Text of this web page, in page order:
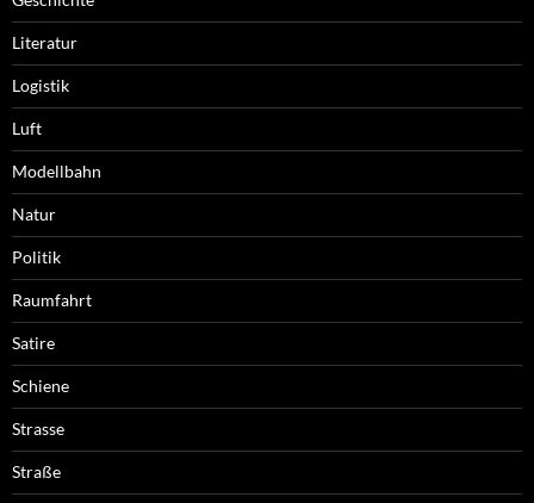
Literatur
Logistik
Luft
Modellbahn
Natur
Politik
Raumfahrt
Satire
Schiene
Strasse
Straße